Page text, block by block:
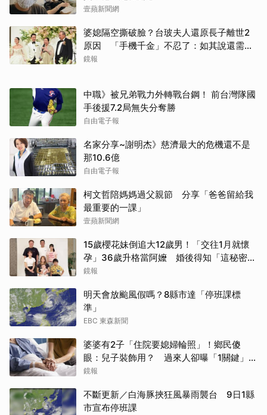
壹蘋新聞網
婆媳隔空撕破臉？台玻夫人還原長子離世2
原因 「手機千金」不忍了：如其說還需要
離開嗎？
鏡報
中職》被兄弟戰力外轉戰台鋼！ 前台灣隊國
手後援7.2局無失分奪勝
自由電子報
名家分享~謝明杰》慈濟最大的危機還不是
那10.6億
自由電子報
柯文哲陪媽媽過父親節 分享「爸爸留給我
最重要的一課」
壹蘋新聞網
15歲櫻花妹倒追大12歲男！「交往1月就懷
孕」36歲升格當阿嬤 婚後得知「這秘密」
傻眼了
鏡報
明天會放颱風假嗎？8縣市達「停班課標
準」
EBC 東森新聞
婆婆有2子「住院要媳婦輪照」！鄉民傻
眼：兒子裝飾用？ 過來人卻曝「1關鍵」才
做決定
鏡報
不斷更新／白海豚挾狂風暴雨襲台 9日1縣
市宣布停班課